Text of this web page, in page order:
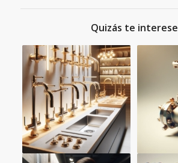
Quizás te interese